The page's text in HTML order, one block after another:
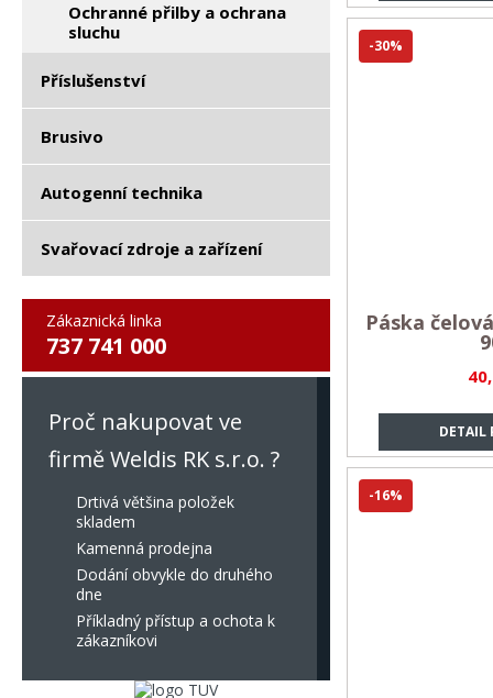
Ochranné přilby a ochrana
sluchu
Příslušenství
Brusivo
Autogenní technika
Svařovací zdroje a zařízení
Zákaznická linka
737 741 000
Proč nakupovat ve
firmě Weldis RK s.r.o. ?
Drtivá většina položek
skladem
Kamenná prodejna
Dodání obvykle do druhého
dne
Příkladný přístup a ochota k
zákazníkovi
DETAIL
Páska
-30%
-16%